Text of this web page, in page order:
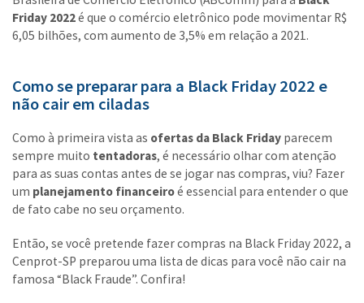
Friday 2022é que o comércio eletrônico pode movimentar R$
6,05 bilhões, com aumento de 3,5% em relação a 2021.
Como se preparar para a Black Friday 2022 e
não cair em ciladas
Como à primeira vista as ofertas da Black Friday parecem
sempre muito tentadoras, é necessário olhar com atenção
para as suas contas antes de se jogar nas compras, viu? Fazer
um planejamento financeiroé essencial para entender o que
de fato cabe no seu orçamento.
Então, se você pretende fazer compras na Black Friday 2022, a
Cenprot-SP preparou uma lista de dicas para você não cair na
famosa “Black Fraude”. Confira!